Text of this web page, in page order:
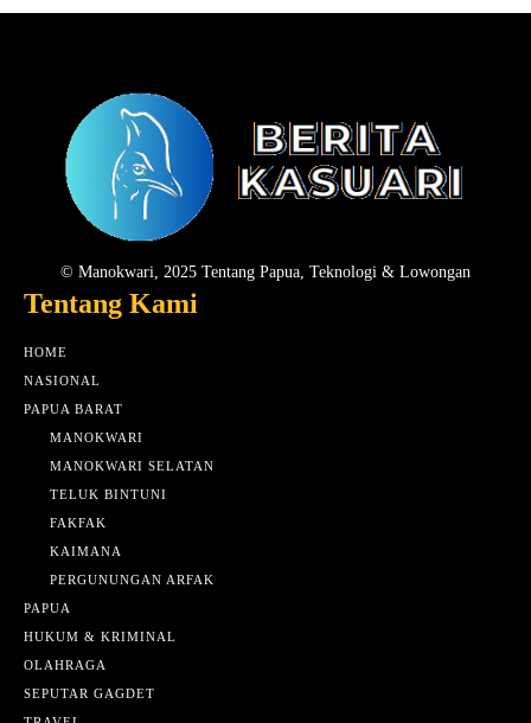
© Manokwari, 2025 Tentang Papua, Teknologi & Lowongan
Tentang Kami
HOME
NASIONAL
PAPUA BARAT
MANOKWARI
MANOKWARI SELATAN
TELUK BINTUNI
FAKFAK
KAIMANA
PERGUNUNGAN ARFAK
PAPUA
HUKUM & KRIMINAL
OLAHRAGA
SEPUTAR GAGDET